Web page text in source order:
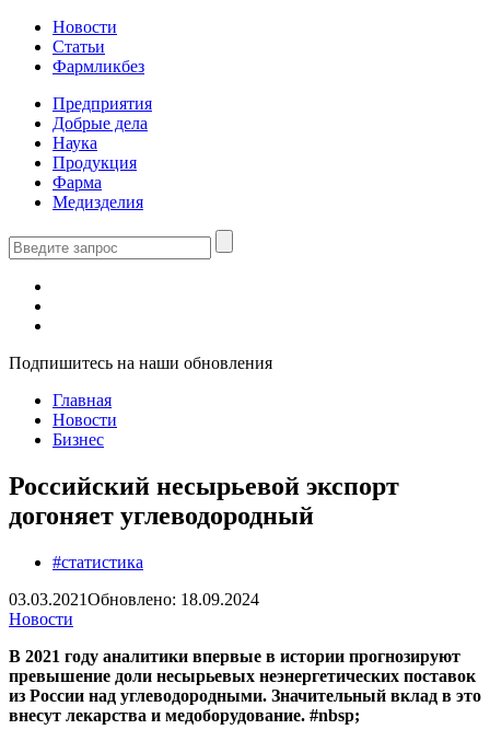
Новости
Статьи
Фармликбез
Предприятия
Добрые дела
Наука
Продукция
Фарма
Медизделия
Подпишитесь на наши обновления
Главная
Новости
Бизнес
Российский несырьевой экспорт
догоняет углеводородный
#статистика
03.03.2021Обновлено: 18.09.2024
Новости
В 2021 году аналитики впервые в истории прогнозируют
превышение доли несырьевых неэнергетических поставок
из России над углеводородными. Значительный вклад в это
внесут лекарства и медоборудование. #nbsp;